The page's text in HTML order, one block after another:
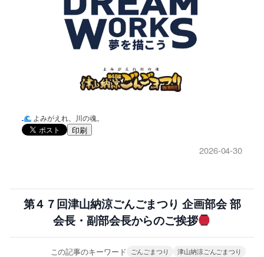
よみがえれ、川の魂。
印刷
2026-04-30
第４７回津山納涼ごんごまつり 企画部会 部
会長・副部会長からのご挨拶
この記事のキーワード ごんごまつり 津山納涼ごんごまつり